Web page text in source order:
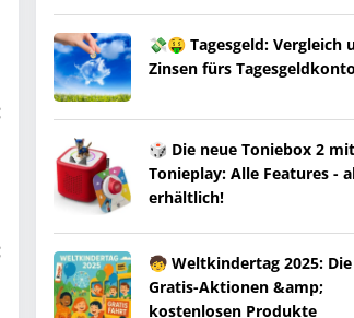
💸🤑 Tagesgeld: Vergleich
Zinsen fürs Tagesgeldkonto
🎲 Die neue Toniebox 2 mit
Tonieplay: Alle Features -
erhältlich!
🧒 Weltkindertag 2025:
Gratis-Aktionen &amp;
kostenlosen Produkte